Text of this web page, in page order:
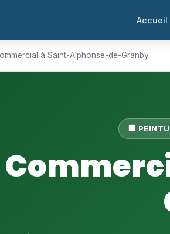
Accueil
à Saint-Alphonse-de-Granby
🏢